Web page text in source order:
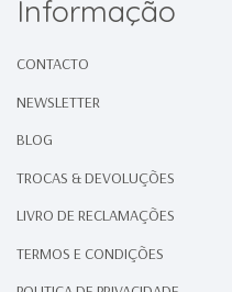
Informação
CONTACTO
NEWSLETTER
BLOG
TROCAS & DEVOLUÇÕES
LIVRO DE RECLAMAÇÕES
TERMOS E CONDIÇÕES